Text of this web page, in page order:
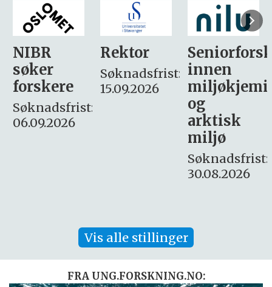
Rektor
Søknadsfrist:
15.09.2026
Seniorforsker
innen
miljøkjemi
søker
– fast
Søknadsfrist:
16. august.
Vis alle stillinger
FRA UNG.FORSKNING.NO: